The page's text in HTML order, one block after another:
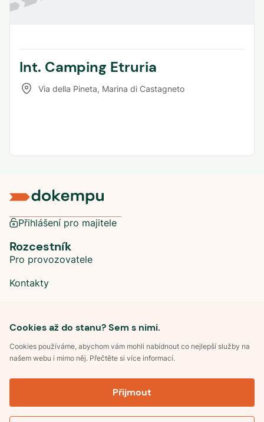
Int. Camping Etruria
Via della Pineta, Marina di Castagneto
Cookies až do stanu? Sem s nimi.
Cookies používáme, abychom vám mohli nabídnout co nejlepší služby na
našem webu i mimo něj. Přečtěte si více informací.
Přijmout
Přihlášení pro majitele
Rozcestník
Pro provozovatele
Kontakty
Pravidla soutěže Kemp roku